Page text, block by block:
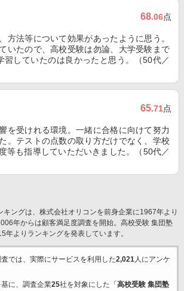
68.06点
方法等について効果があったように思う。
いたので、高校受験は勿論、大学受験まで
習していたのは良かったと思う。（50代／
65.71点
を受けれる環境。一緒に合格に向けて努力
。テストの点数の取り方だけでなく、学校
等も指導していただいきました。（50代／
キングは、株式会社オリコンを前身企業に1967年より
年からは顧客満足度調査を開始。高校受験 集団塾
年よりランキングを発表しています。
では、実際にサービスを利用した2,021人にアンケ
に、調査企業25社を対象にした「 高校受験 集団塾